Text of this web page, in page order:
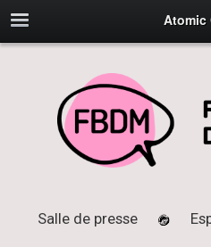
Atomic
Salle de presse